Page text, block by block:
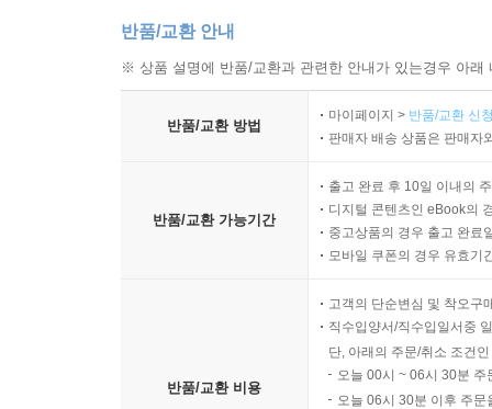
반품/교환 안내
※ 상품 설명에 반품/교환과 관련한 안내가 있는경우 아
반품/교환 방법
마이페이지 > 반품/교환 신
판매자 배송 상품은 판매자
반품/교환 가능기간
출고 완료 후 10일 이내의
디지털 콘텐츠인 eBook의
중고상품의 경우 출고 완료
모바일 쿠폰의 경우 유효기
반품/교환 비용
고객의 단순변심 및 착오구
직수입양서/직수입일서중
단, 아래의 주문/취소 조건
오늘 00시 ~ 06시 30분
오늘 06시 30분 이후 주